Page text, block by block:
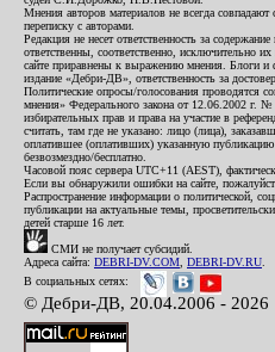
Мнения авторов материалов не всегда
переписку с авторами.
Редакция не несет ответственность за
ответственны, соответственно, исключительно
сайте приравнены к выражению мнения. Блоги и
издание «Дебри-ДВ», ответственность за
Политические опросы/голосования проводятся
мнения» Федерального закона от 12.06.2002 г.
избирательных прав и права на участие в
считать, там где не указано: лицо (лица),
оплатившее (оплативших) указанную
безвозмездно/бесплатно.
Часовой пояс сервера UTC+11 (AEST),
Если вы обнаружили ошибки на сайте,
Распространение информации о политической,
публикации на актуальные темы,
детей старше 16 лет.
СМИ не получает субсидий.
Адреса сайта: DEBRI-DV.COM DEBRI-DV.RU
В социальных сетях:
© Дебри-ДВ, 20.04.2006 - 2026